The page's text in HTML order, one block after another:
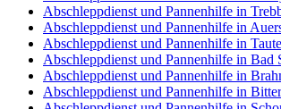
Abschleppdienst und Pannenhilfe in
Abschleppdienst und Pannenhilfe in
Abschleppdienst und Pannenhilfe in
Abschleppdienst und Pannenhilfe in Bad
Abschleppdienst und Pannenhilfe in
Abschleppdienst und Pannenhilfe in